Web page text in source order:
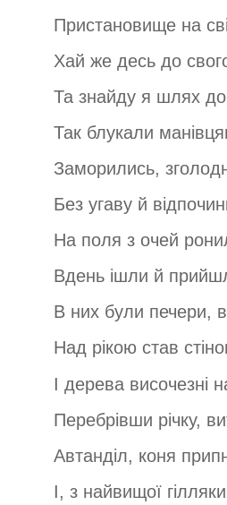
Пристановище на
Хай же десь до
Та знайду я шлях до
Так блукали
Заморились,
Без угаву й
На поля з очей
Вдень ішли й
В них були печери, в
Над рікою став
І дерева височезні
Перебрівши річку,
Автанділ, коня
І, з найвищої